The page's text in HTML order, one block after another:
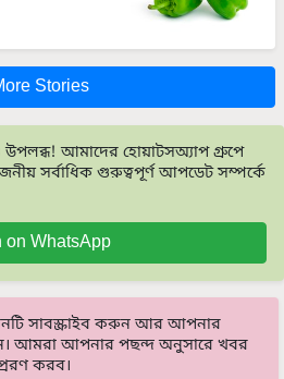
Stories
আমাদের হোয়াটসঅ্যাপ গ্রুপে
সর্বাধিক গুরুত্বপূর্ণ আপডেট সম্পর্কে
on WhatsApp
সাবস্ক্রাইব করুন আর আপনার
আমরা আপনার পছন্দ অনুসারে খবর
করব।